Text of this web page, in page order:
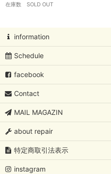
在庫数 SOLD OUT
information
Schedule
facebook
Contact
MAIL MAGAZIN
about repair
特定商取引法表示
instagram